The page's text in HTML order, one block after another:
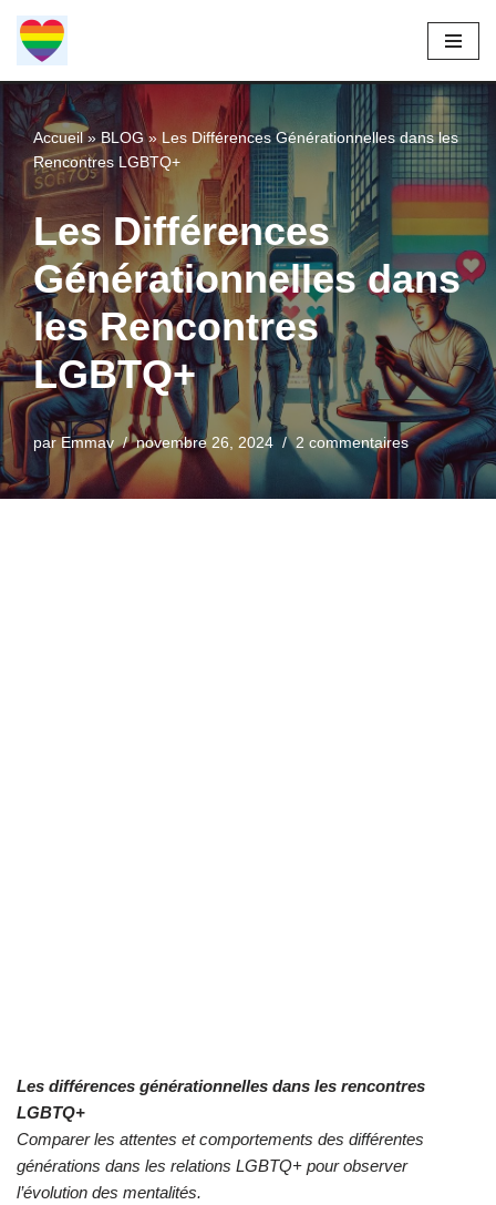
Aller
au
contenu
Accueil» BLOG» Les Différences Générationnelles dans les
Rencontres LGBTQ+
Les Différences
Générationnelles dans
les Rencontres
LGBTQ+
parEmmav novembre 26, 2024 2 commentaires
Les différences générationnelles dans les rencontres
LGBTQ+
Comparer les attentes et comportements des différentes
générations dans les relations LGBTQ+ pour observer
l’évolution des mentalités.